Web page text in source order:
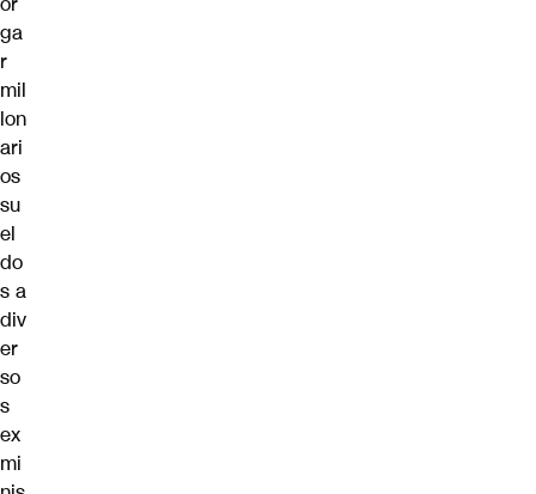
ga
r
mil
lon
ari
os
su
el
do
s a
div
er
so
s
ex
mi